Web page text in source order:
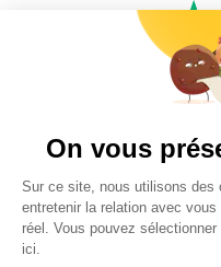
Plus
On vous
Sur ce site, nous utilisons des
entretenir la relation avec
réel. Vous pouvez
ici.